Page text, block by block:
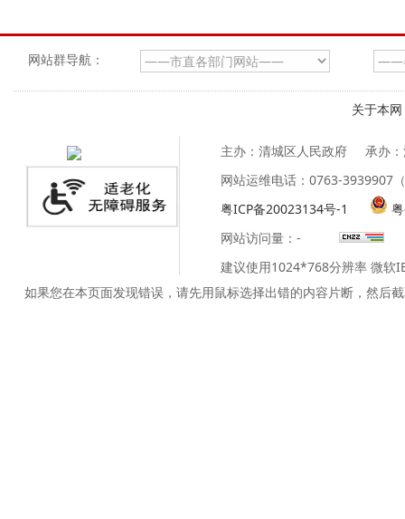
网站群导航：
关于本网
主办：清城区人民政府
承办
网站运维电话：0763-3939907
粤ICP备20023134号-1
网站访问量： -
建议使用1024*768分辨率 微软
如果您在本页面发现错误，请先用鼠标选择出错的内容片断，然后